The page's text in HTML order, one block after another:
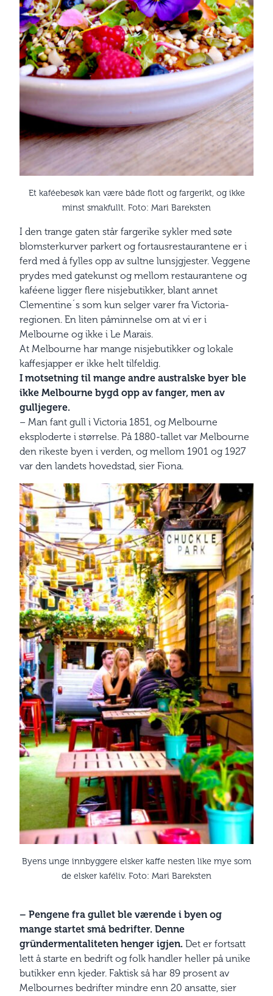
Et kaféebesøk kan være både flott og fargerikt, og ikke
minst smakfullt. Foto: Mari Bareksten
I den trange gaten står fargerike sykler med søte
blomsterkurver parkert og fortausrestaurantene er i
ferd med å fylles opp av sultne lunsjgjester. Veggene
prydes med gatekunst og mellom restaurantene og
kaféene ligger flere nisjebutikker, blant annet
Clementine´s som kun selger varer fra Victoria-
regionen. En liten påminnelse om at vi er i
Melbourne og ikke i Le Marais.
At Melbourne har mange nisjebutikker og lokale
kaffesjapper er ikke helt tilfeldig.
I motsetning til mange andre australske byer ble
ikke Melbourne bygd opp av fanger, men av
gulljegere.
– Man fant gull i Victoria 1851, og Melbourne
eksploderte i størrelse. På 1880-tallet var Melbourne
den rikeste byen i verden, og mellom 1901 og 1927
var den landets hovedstad, sier Fiona.
Byens unge innbyggere elsker kaffe nesten like mye som
de elsker kaféliv. Foto: Mari Bareksten
– Pengene fra gullet ble værende i byen og
mange startet små bedrifter. Denne
gründermentaliteten henger igjen. Det er fortsatt
lett å starte en bedrift og folk handler heller på unike
butikker enn kjeder. Faktisk så har 89 prosent av
Melbournes bedrifter mindre enn 20 ansatte, sier